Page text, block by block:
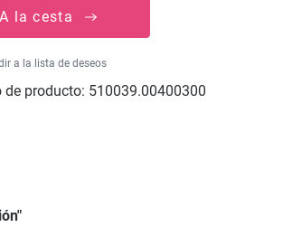
A la cesta
a la lista de deseos
de producto: 510039.00400300